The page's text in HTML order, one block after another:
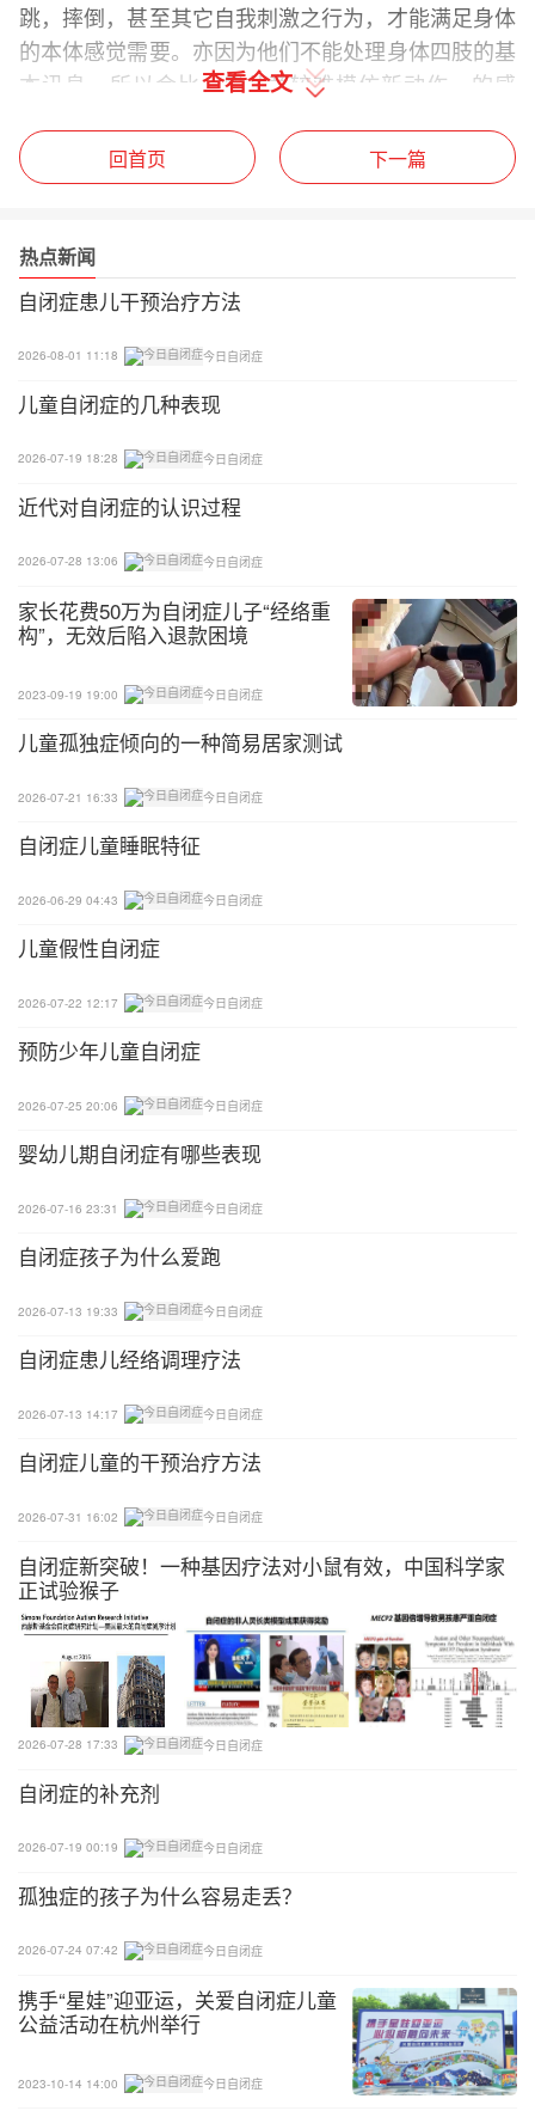
跳，摔倒，甚至其它自我刺激之行为，才能满足身体
的本体感觉需要。亦因为他们不能处理身体四肢的基
本讯息，所以会比一般儿童较难模仿新动作，的感
不少行为或社交问题。
本体感觉活动- 运用肌肉、关节、将身体置于不同位
置的活动。
1、热狗游戏： 用毛毯或棉被卷着孩子的身体，头部
露出毛毯外，着孩子头部放松，脸向地，孩子现已变
成「热狗」内之香肠，家长可用枕头或治疗波在孩子
背部、肩膊及髋关节的位置用稳定的力度轻压，治疗
波亦可在孩子身上滚动，需注意的是要留意孩子的反
应，以判断按压之力度是否恰当，所用力度之大小可
视乎孩子的需要而定。
2、铲泥车活动： 家长可先叫孩子俯伏地上，然后托
起孩子腹部以下或大腿的位置，让孩子用双手支撑自
己的上身，向前爬行。须要留意的是孩子的背部是否
挺直，双手是否伸直，手掌打开受力。亦可在地上摆
放大玩具，让孩子来回运送，充当小司机。活动的时
间视乎孩子的年龄与需要而定，一般幼儿园年纪的孩
子，爬行约3~5分钟便已能为他们提供有效的本体感
觉刺激。
3、搓、捏治疗胶活动： 治疗胶是种非常有韧度及弹
性的化学原料合成胶，常应用于增强手力之活动上。
为，可让他们将治疗胶放在手掌中紧握或用手指搓
捏，能为双手提供大量本体关节感觉，有效地减少他
查看全文
回首页 下一篇
热点新闻
自闭症患儿干预治疗方法
2026-08-01 11:18 今日自闭症
儿童自闭症的几种表现
2026-07-19 18:28 今日自闭症
近代对自闭症的认识过程
2026-07-28 13:06 今日自闭症
家长花费50万为自闭症儿子“经络重
构”，无效后陷入退款困境
2023-09-19 19:00 今日自闭症
儿童孤独症倾向的一种简易居家测试
2026-07-21 16:33 今日自闭症
自闭症儿童睡眠特征
2026-06-29 04:43 今日自闭症
儿童假性自闭症
2026-07-22 12:17 今日自闭症
预防少年儿童自闭症
2026-07-25 20:06 今日自闭症
婴幼儿期自闭症有哪些表现
2026-07-16 23:31 今日自闭症
自闭症孩子为什么爱跑
2026-07-13 19:33 今日自闭症
自闭症患儿经络调理疗法
2026-07-13 14:17 今日自闭症
自闭症儿童的干预治疗方法
2026-07-31 16:02 今日自闭症
自闭症新突破！一种基因疗法对小鼠有效，中国科学家
正试验猴子
2026-07-28 17:33 今日自闭症
自闭症的补充剂
2026-07-19 00:19 今日自闭症
孤独症的孩子为什么容易走丢？
2026-07-24 07:42 今日自闭症
携手“星娃”迎亚运，关爱自闭症儿童
公益活动在杭州举行
2023-10-14 14:00 今日自闭症